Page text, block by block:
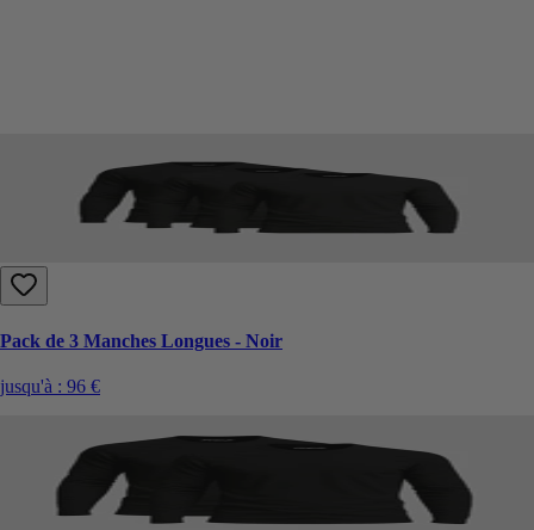
Pack de 3 Manches Longues - Noir
jusqu'à : 96 €